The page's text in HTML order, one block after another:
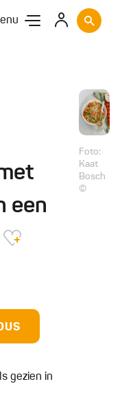
een
gezien in
Foto:
Kaat
Bosch
©